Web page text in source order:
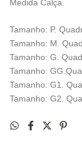
Medida Calça.
Tamanho: P.
Tamanho: M.
Tamanho: G.
Tamanho:
Tamanho: G1.
Tamanho: G2.